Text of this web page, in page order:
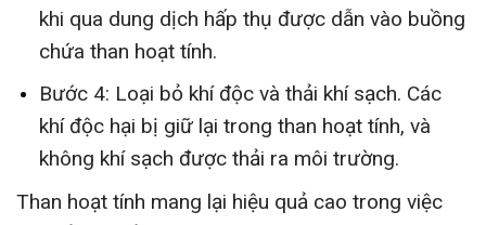
khi qua dung dịch hấp thụ được dẫn vào buồng
chứa than hoạt tính.
Bước 4: Loại bỏ khí độc và thải khí sạch. Các
khí độc hại bị giữ lại trong than hoạt tính, và
không khí sạch được thải ra môi trường.
Than hoạt tính mang lại hiệu quả cao trong việc